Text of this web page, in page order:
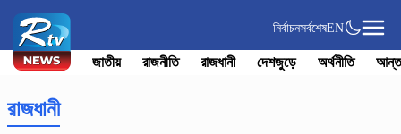
নির্বাচনসর্বশেষEN
জাতীয় রাজনীতি রাজধানী দেশজুড়ে অর্থনীতি
রাজধানী